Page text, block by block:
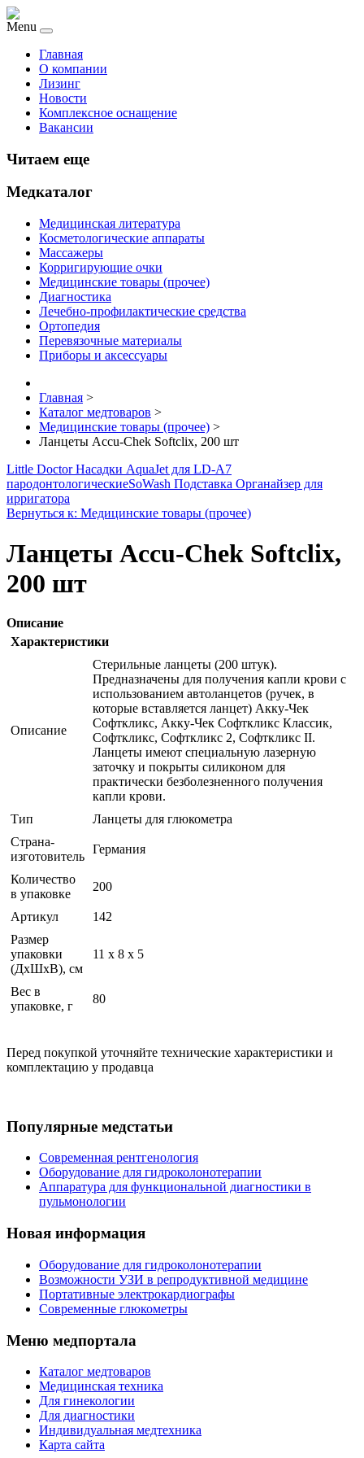
Menu
Главная
О компании
Лизинг
Новости
Комплексное оснащение
Вакансии
Читаем еще
Медкаталог
Медицинская литература
Косметологические аппараты
Массажеры
Корригирующие очки
Медицинские товары (прочее)
Диагностика
Лечебно-профилактические средства
Ортопедия
Перевязочные материалы
Приборы и аксессуары
Главная >
Каталог медтоваров >
Медицинские товары (прочее) >
Ланцеты Accu-Chek Softclix, 200 шт
Little Doctor Насадки AquaJet для LD-A7
пародонтологическиеSoWash Подставка Органайзер для
ирригатора
Вернуться к: Медицинские товары (прочее)
Ланцеты Accu-Chek Softclix,
200 шт
Описание
Характеристики
Описание
Стерильные ланцеты (200 штук).
Предназначены для получения капли крови с
использованием автоланцетов (ручек, в
которые вставляется ланцет) Акку-Чек
Софткликс, Акку-Чек Софткликс Классик,
Софткликс, Софткликс 2, Софткликс II.
Ланцеты имеют специальную лазерную
заточку и покрыты силиконом для
практически безболезненного получения
капли крови.
Тип
Ланцеты для глюкометра
Страна-
изготовитель
Германия
Количество
в упаковке
200
Артикул
142
Размер
упаковки
(ДхШхВ), см
11 x 8 x 5
Вес в
упаковке, г
80
Перед покупкой уточняйте технические характеристики и
комплектацию у продавца
Популярные медстатьи
Современная рентгенология
Оборудование для гидроколонотерапии
Аппаратура для функциональной диагностики в
пульмонологии
Новая информация
Оборудование для гидроколонотерапии
Возможности УЗИ в репродуктивной медицине
Портативные электрокардиографы
Современные глюкометры
Меню медпортала
Каталог медтоваров
Медицинская техника
Для гинекологии
Для диагностики
Индивидуальная медтехника
Карта сайта